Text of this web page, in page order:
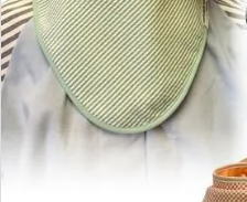
ロンパース オプション加工
ANGEL KIDS WEARのこだわり